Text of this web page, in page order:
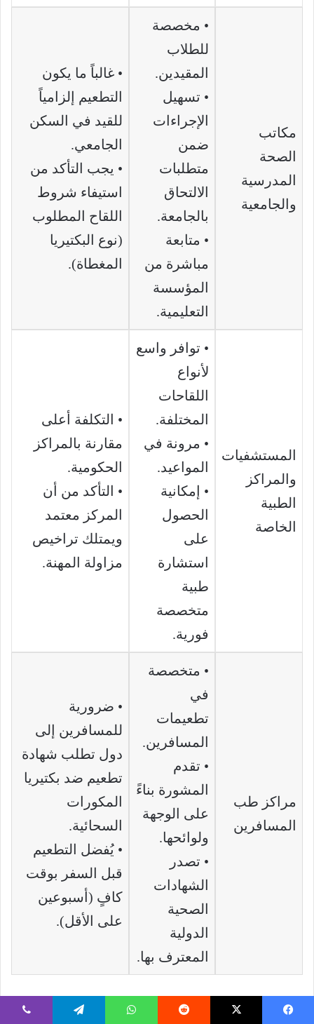
مكاتب
الصحة
المدرسية
والجامعية
• مخصصة
للطلاب
المقيدين.
• تسهيل
الإجراءات
ضمن
متطلبات
الالتحاق
بالجامعة.
• متابعة
مباشرة من
المؤسسة
التعليمية.
• غالباً ما يكون
التطعيم إلزامياً
للقيد في السكن
الجامعي.
• يجب التأكد من
استيفاء شروط
اللقاح المطلوب
(نوع البكتيريا
المغطاة).
المستشفيات
والمراكز
الطبية
الخاصة
• توافر واسع
لأنواع
اللقاحات
المختلفة.
• مرونة في
المواعيد.
• إمكانية
الحصول
على
استشارة
طبية
متخصصة
فورية.
• التكلفة أعلى
مقارنة بالمراكز
الحكومية.
• التأكد من أن
المركز معتمد
ويمتلك تراخيص
مزاولة المهنة.
مراكز طب
المسافرين
• متخصصة
في
تطعيمات
المسافرين.
• تقدم
المشورة بناءً
على الوجهة
ولوائحها.
• تصدر
الشهادات
الصحية
الدولية
المعترف بها.
• ضرورية
للمسافرين إلى
دول تطلب شهادة
تطعيم ضد بكتيريا
المكورات
السحائية.
• يُفضل التطعيم
قبل السفر بوقت
كافٍ (أسبوعين
على الأقل).
بشكل عام، يُنصح بالتوجه إلى أقرب مركز صحي أو